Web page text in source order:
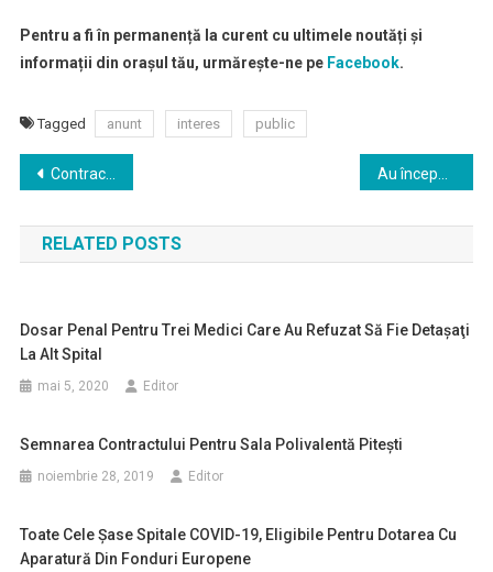
Pentru a fi în permanență la curent cu ultimele noutăți și
informații din orașul tău, urmărește-ne pe Facebook.
Tagged anunt interes public
Navigare
în
articole
Contract de investiții prin POR – Reabilitare Colegiul Tehnic „Armand Călinescu” Pitești
RELATED POSTS
Dosar Penal Pentru Trei Medici Care Au Refuzat Să Fie Detaşaţi
La Alt Spital
mai 5, 2020 Editor
Semnarea Contractului Pentru Sala Polivalentă Piteşti
noiembrie 28, 2019 Editor
Toate Cele Şase Spitale COVID-19, Eligibile Pentru Dotarea Cu
Aparatură Din Fonduri Europene